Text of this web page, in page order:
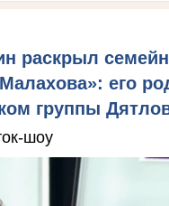
раскрыл
его
группы
шоу